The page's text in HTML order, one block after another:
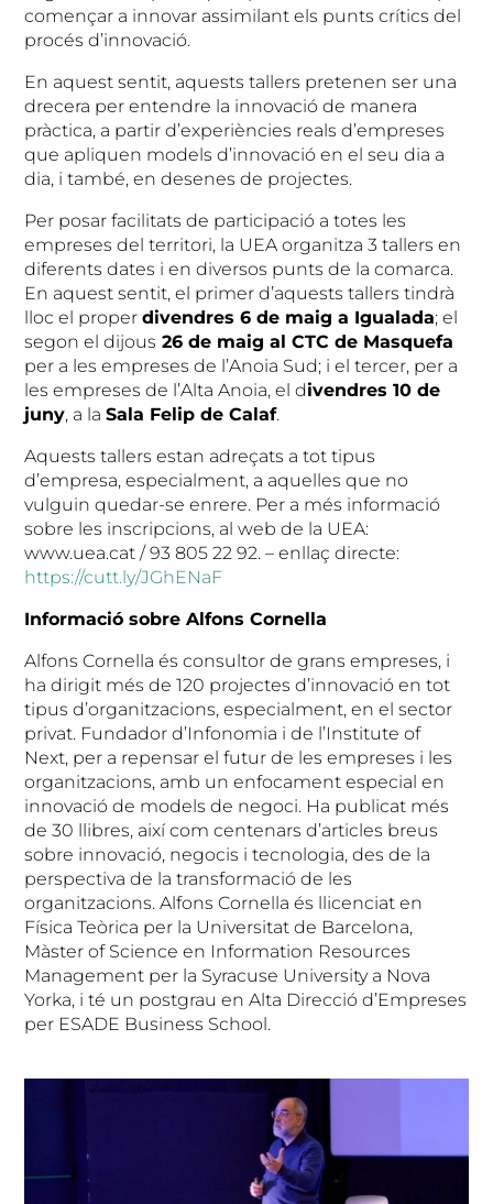
començar a innovar assimilant els punts crítics del
procés d’innovació.
En aquest sentit, aquests tallers pretenen ser una
drecera per entendre la innovació de manera
pràctica, a partir d’experiències reals d’empreses
que apliquen models d’innovació en el seu dia a
dia, i també, en desenes de projectes.
Per posar facilitats de participació a totes les
empreses del territori, la UEA organitza 3 tallers en
diferents dates i en diversos punts de la comarca.
En aquest sentit, el primer d’aquests tallers tindrà
lloc el properdivendres 6 de maig a Igualada; el
segon el dijous 26 de maig al CTC de Masquefa
per a les empreses de l’Anoia Sud; i el tercer, per a
les empreses de l’Alta Anoia, el divendres 10 de
juny, a laSala Felip de Calaf.
Aquests tallers estan adreçats a tot tipus
d’empresa, especialment, a aquelles que no
vulguin quedar-se enrere. Per a més informació
sobre les inscripcions, al web de la UEA:
www.uea.cat / 93 805 22 92. – enllaç directe:
https://cutt.ly/JGhENaF
Informació sobre Alfons Cornella
Alfons Cornella és consultor de grans empreses, i
ha dirigit més de 120 projectes d’innovació en tot
tipus d’organitzacions, especialment, en el sector
privat. Fundador d’Infonomia i de l’Institute of
Next, per a repensar el futur de les empreses i les
organitzacions, amb un enfocament especial en
innovació de models de negoci. Ha publicat més
de 30 llibres, així com centenars d’articles breus
sobre innovació, negocis i tecnologia, des de la
perspectiva de la transformació de les
organitzacions. Alfons Cornella és llicenciat en
Física Teòrica per la Universitat de Barcelona,
Màster of Science en Information Resources
Management per la Syracuse University a Nova
Yorka, i té un postgrau en Alta Direcció d’Empreses
per ESADE Business School.